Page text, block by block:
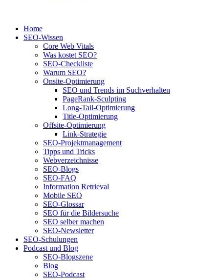
Home
SEO-Wissen
Core Web Vitals
Was kostet SEO?
SEO-Checkliste
Warum SEO?
Onsite-Optimierung
SEO und Trends im Suchverhalten
PageRank-Sculpting
Long-Tail-Optimierung
Title-Optimierung
Offsite-Optimierung
Link-Strategie
SEO-Projektmanagement
Tipps und Tricks
Webverzeichnisse
SEO-Blogs
SEO-FAQ
Information Retrieval
Mobile SEO
SEO-Glossar
SEO für die Bildersuche
SEO selber machen
SEO-Newsletter
SEO-Schulungen
Podcast und Blog
SEO-Blogszene
Blog
SEO-Podcast